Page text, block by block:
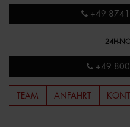
+49
24H-
+49
TEAM ANFAHRT